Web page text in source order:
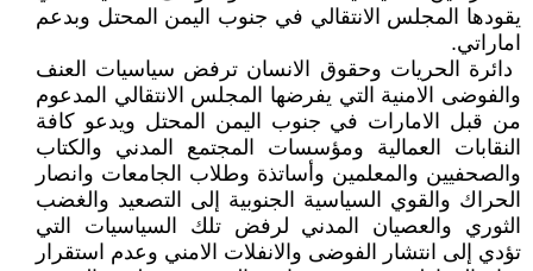
يقودها المجلس الانتقالي في جنوب اليمن المحتل وبدعم
اماراتي.
‏ دائرة الحريات وحقوق الانسان ترفض سياسيات العنف
والفوضى الامنية التي يفرضها المجلس الانتقالي المدعوم
من قبل الامارات في جنوب اليمن المحتل ويدعو كافة
النقابات العمالية ومؤسسات المجتمع المدني والكتاب
والصحفيين والمعلمين وأساتذة وطلاب الجامعات وانصار
الحراك والقوي السياسية الجنوبية إلى التصعيد والغضب
الثوري والعصيان المدني لرفض تلك السياسيات التي
تؤدي إلى انتشار الفوضى والانفلات الامني وعدم استقرار